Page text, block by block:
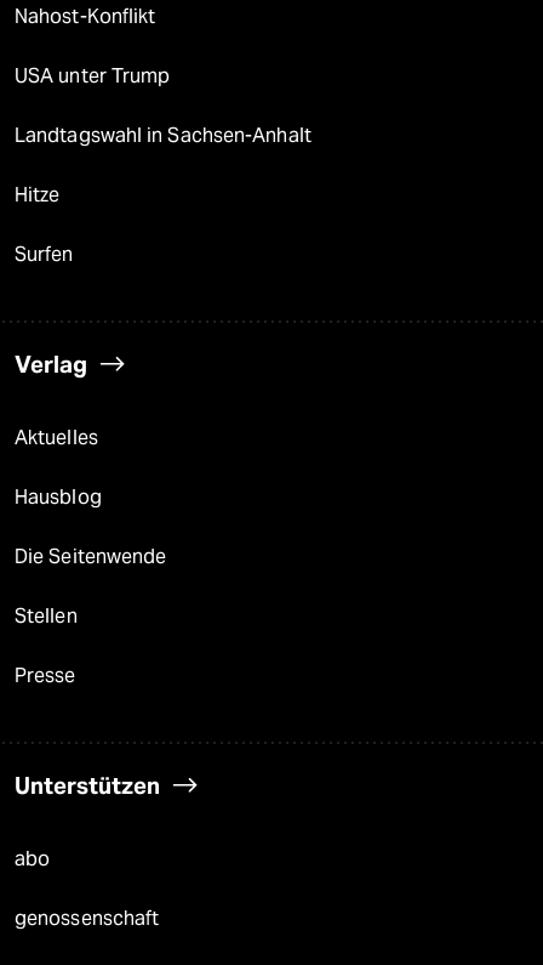
Nahost-Konflikt
USA unter Trump
Landtagswahl in Sachsen-Anhalt
Hitze
Surfen
Verlag
Aktuelles
Hausblog
Die Seitenwende
Stellen
Presse
Unterstützen
abo
genossenschaft